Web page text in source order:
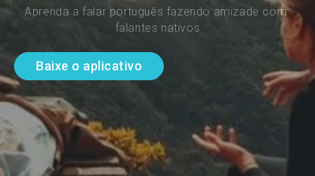
Aprenda a falar português fazendo amizade com
falantes nativos
Baixe o aplicativo